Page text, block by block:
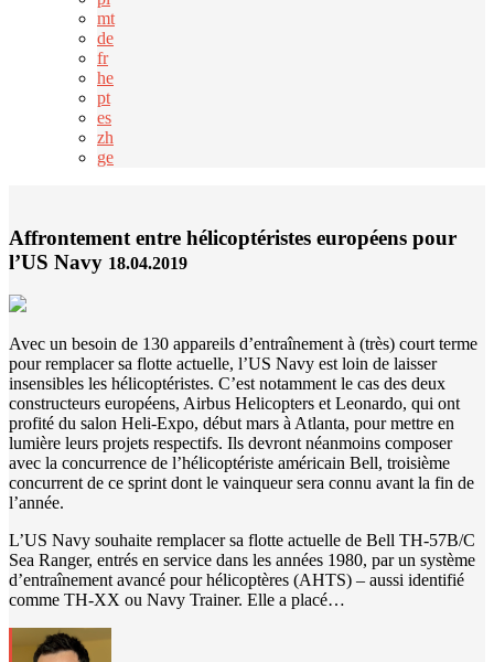
mt
de
fr
he
pt
es
zh
ge
Affrontement entre hélicoptéristes européens pour
l’US Navy 18.04.2019
Avec un besoin de 130 appareils d’entraînement à (très) court terme
pour remplacer sa flotte actuelle, l’US Navy est loin de laisser
insensibles les hélicoptéristes. C’est notamment le cas des deux
constructeurs européens, Airbus Helicopters et Leonardo, qui ont
profité du salon Heli-Expo, début mars à Atlanta, pour mettre en
lumière leurs projets respectifs. Ils devront néanmoins composer
avec la concurrence de l’hélicoptériste américain Bell, troisième
concurrent de ce sprint dont le vainqueur sera connu avant la fin de
l’année.
L’US Navy souhaite remplacer sa flotte actuelle de Bell TH-57B/C
Sea Ranger, entrés en service dans les années 1980, par un système
d’entraînement avancé pour hélicoptères (AHTS) – aussi identifié
comme TH-XX ou Navy Trainer. Elle a placé…